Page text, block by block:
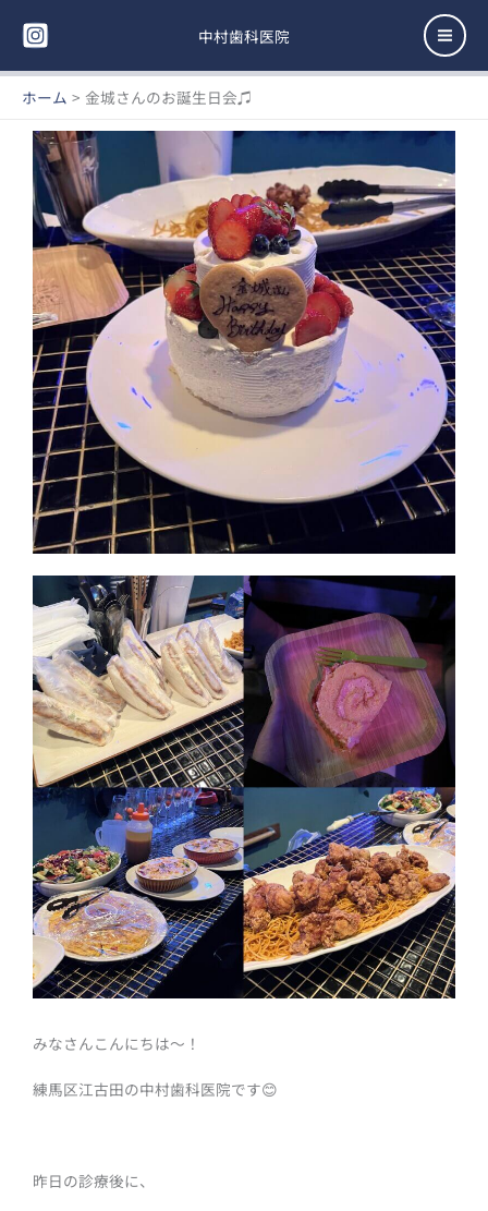
ス
中村歯科医院
ホーム 金城さんのお誕生日会♫
みなさんこんにちは～！
練馬区江古田の中村歯科医院です😊
昨日の診療後に、